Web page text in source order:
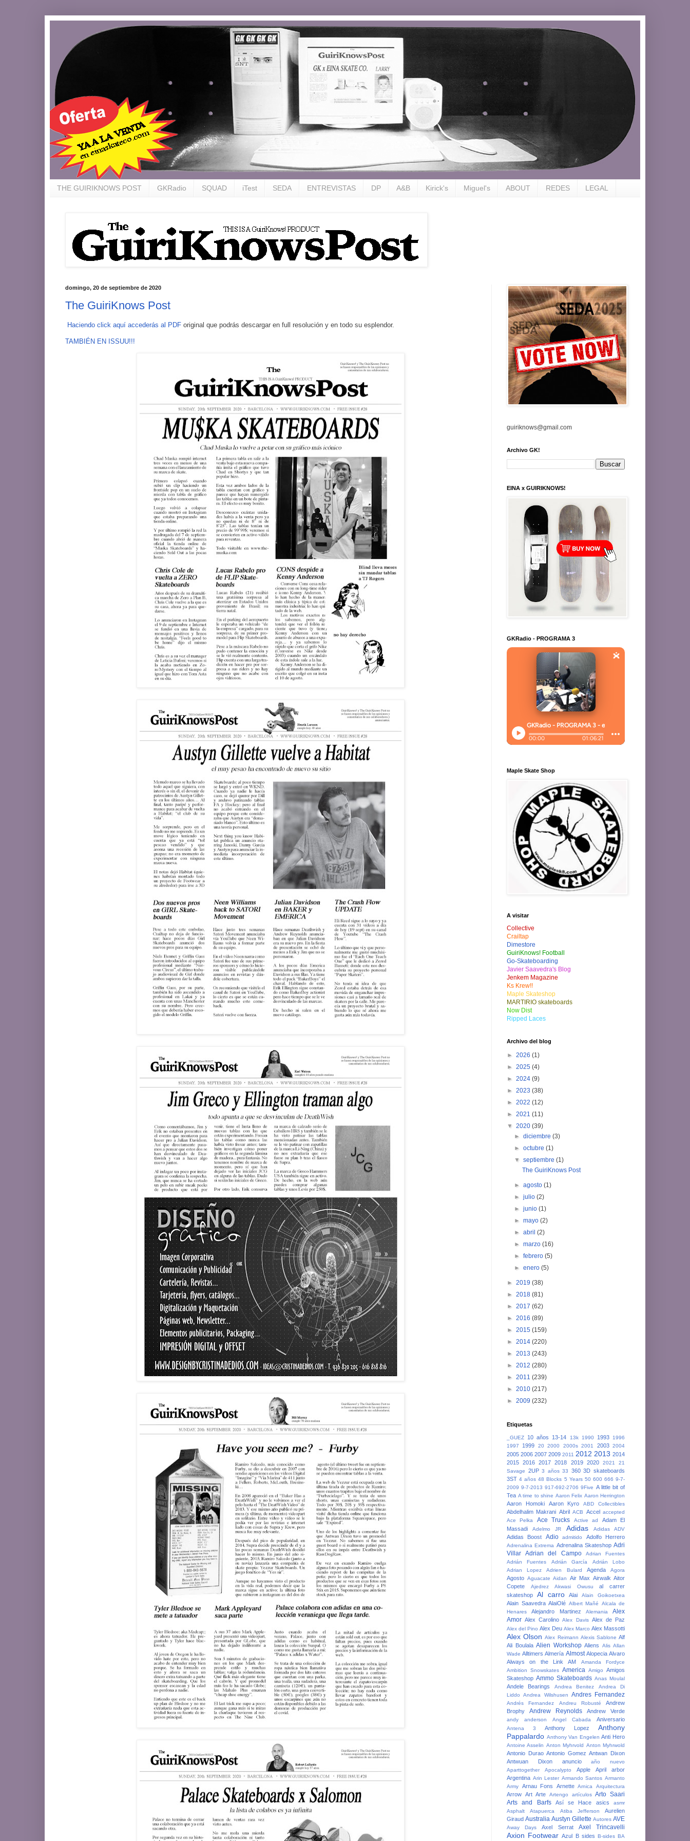
THE GUIRIKNOWS POST GKRadio SQUAD iTest SEDA ENTREVISTAS DP A&B Kirick's Miguel's ABOUT REDES LEGAL
domingo, 20 de septiembre de 2020
The GuiriKnows Post
Haciendo click aquí accederás al PDF original que podrás descargar en full resolución y en todo su esplendor.
TAMBIÉN EN ISSUU!!!
guiriknows@gmail.com
Archivo GK!
EINA x GUIRIKNOWS!
GKRadio - PROGRAMA 3
Maple Skate Shop
A visitar
Collective
Crailtap
Dimestore
GuiriKnows! Football
Go-Skateboarding
Javier Saavedra's Blog
Jenkem Magazine
Ks Krew!!
Maple Skateshop
MARTIRIO skateboards
Now Dist
Ripped Laces
Archivo del blog
► 2026 (1)
► 2025 (4)
► 2024 (9)
► 2023 (38)
► 2022 (12)
► 2021 (11)
▼ 2020 (39)
►diciembre(3)
►octubre(1)
▼septiembre(1)
The GuiriKnows Post
►agosto(1)
►julio(2)
►junio(1)
►mayo(2)
►abril(2)
►marzo(16)
►febrero(5)
►enero(5)
► 2019 (38)
► 2018 (81)
► 2017 (62)
► 2016 (89)
► 2015 (159)
► 2014 (220)
► 2013 (243)
► 2012 (280)
► 2011 (239)
► 2010 (217)
► 2009 (232)
Etiquetas
_GUEZ 10 años 13-14 13k 1990 1993
1996
1997
1999 20 2000 2000s 2001 2003 2004
2005 2006 2007 2009 2011 2012 2013 2014
2015 2016 2017 2018 2019 2020 2021
21
Savage
2UP 3 años 33 360 3D skateboards
3ST 4 años 48 Blocks 5 Years 50 600 666 9-7-
2009 9-7-2013 917-692-2706 9Five A little bit of
Tea A time to shine Aaron Felix Aaron Herrington
Aaron Homoki Aaron Kyro ABD Collectibles
Abdelhalim Makrani Abril ACB Accel accepted
Ace Pelka
Ace Trucks Active ad
Adam El
Massadi
Adelmo JR Adidas Adidas ADV
Adidas Boost Adio admitido Adolfo Herrero
Adrenalina Extrema Adrenalina Skateshop Adri
Villar Adrian del Campo
Adrian Fuentes
Adrián Fuentes
Adrián García
Adrián Lobo
Adrian Lopez
Adrien Bulard Agenda Agora
Agosto Aguacate Aidan Air Max Airwalk Aitor
Copete
Ajedrez Akwasi Owusu
al carrer
skateshop
Al carro Alai Alain Goikoetxea
Alain Saavedra AlaiOlé Albert Mañé
Alcala de
Henares
Alejandro Martinez Alemania
Alex
Amor Alex Carolino Alex Davis Alex de Paz
Alex del Pino Alex Deu Alex Marco Alex Massotti
Alex Olson Alex Reimann Alexis Sablone Alf
Ali Boulala Alien Workshop Aliens Alis Allan
Wade Alltimers Almería Almost Alopecia Alvaro
Always on the Link
AM
Amanda Fordyce
Ambition Snowskates America Amigo
Amigos
Skateshop Ammo Skateboards Anas Moulal
Andele Bearings Andrea Benitez
Andrea Di
Liddo
Andrea Wilshusen Andres Fernandez
Andrés Fernandez Andreu Robusté
Andrew
Brophy
Andrew Reynolds Andrew Verde
andy anderson Angel Cabada Aniversario
Antena 3 Anthony Lopez
Anthony
Pappalardo Anthony Van Engelen Anti Hero
Antoine Asselin Anton Myhrvold Anton Myhrwold
Antonio Durao Antonio Gomez Antwan Dixon
Antwuan Dixon
anuncio
año nuevo
Aparttogether
Apocalypto Apple April
arbor
Argentina Arin Lester Armando Santos Armanto
Army
Arnau Fons Arnette Arnica Arquitectura
Arrow Art Arte Artengo artículos
Arto Saari
Arts and Barfs
Así se Hace asics
asmr
Asphalt
Atapuerca Atiba Jefferson
Aurelien
Giraud Australia Austyn Gillette Autores AVE
Away Days Axel Serrat Axel Trincavelli
Axion Footwear Azul B sides B-sides BA